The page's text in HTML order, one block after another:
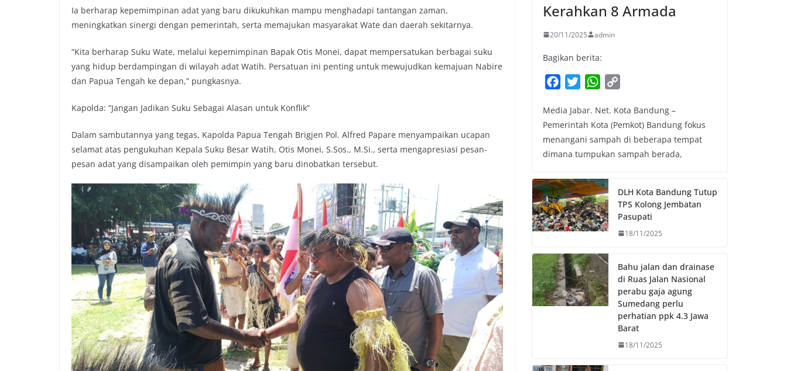
Ia berharap kepemimpinan adat yang baru dikukuhkan mampu menghadapi tantangan zaman,
meningkatkan sinergi dengan pemerintah, serta memajukan masyarakat Wate dan daerah sekitarnya.
“Kita berharap Suku Wate, melalui kepemimpinan Bapak Otis Monei, dapat mempersatukan berbagai suku
yang hidup berdampingan di wilayah adat Watih. Persatuan ini penting untuk mewujudkan kemajuan Nabire
dan Papua Tengah ke depan,” pungkasnya.
Kapolda: “Jangan Jadikan Suku Sebagai Alasan untuk Konflik”
Dalam sambutannya yang tegas, Kapolda Papua Tengah Brigjen Pol. Alfred Papare menyampaikan ucapan
selamat atas pengukuhan Kepala Suku Besar Watih, Otis Monei, S.Sos., M.Si., serta mengapresiasi pesan-
pesan adat yang disampaikan oleh pemimpin yang baru dinobatkan tersebut.
Kerahkan 8 Armada
20/11/2025 admin
Bagikan berita:
c
e
b
o
k
i
t
t
e
W
a
t
s
A
p
p
y
L
i
k
Media Jabar. Net. Kota Bandung –
Pemerintah Kota (Pemkot) Bandung fokus
menangani sampah di beberapa tempat
dimana tumpukan sampah berada,
DLH Kota Bandung Tutup
TPS Kolong Jembatan
Pasupati
18/11/2025
Bahu jalan dan drainase
di Ruas Jalan Nasional
perabu gaja agung
Sumedang perlu
perhatian ppk 4.3 Jawa
Barat
18/11/2025